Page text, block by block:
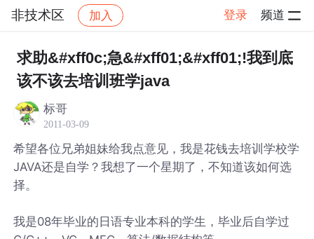
非技术区 加入 登录 频道
社区 非技术区 帖子详情
求助&#xff0c;急&#xff01;&#xff01;!我到底
该不该去培训班学java
标哥
2011-03-09
希望各位兄弟姐妹给我点意见，我是花钱去培训学校学
JAVA还是自学？我想了一个星期了，不知道该如何选
择。
我是08年毕业的日语专业本科的学生，毕业后自学过